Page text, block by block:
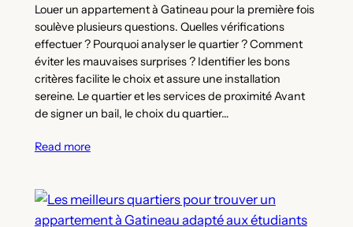
Louer un appartement à Gatineau pour la première fois
soulève plusieurs questions. Quelles vérifications
effectuer ? Pourquoi analyser le quartier ? Comment
éviter les mauvaises surprises ? Identifier les bons
critères facilite le choix et assure une installation
sereine. Le quartier et les services de proximité Avant
de signer un bail, le choix du quartier…
Read more